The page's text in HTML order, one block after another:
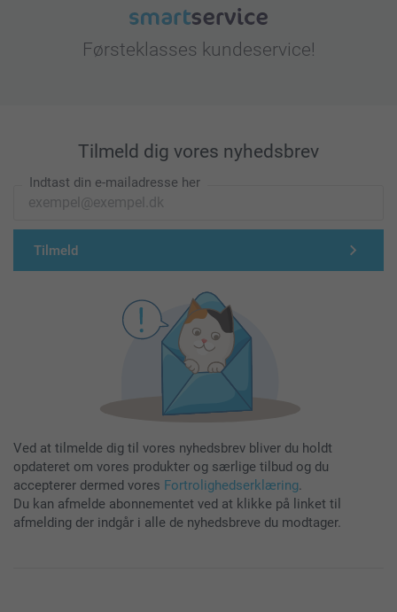
Førsteklasses kundeservice!
Tilmeld dig vores nyhedsbrev
Indtast din e-mailadresse her
Tilmeld
Ved at tilmelde dig til vores nyhedsbrev bliver du holdt
opdateret om vores produkter og særlige tilbud og du
accepterer dermed vores Fortrolighedserklæring.
Du kan afmelde abonnementet ved at klikke på linket til
afmelding der indgår i alle de nyhedsbreve du modtager.